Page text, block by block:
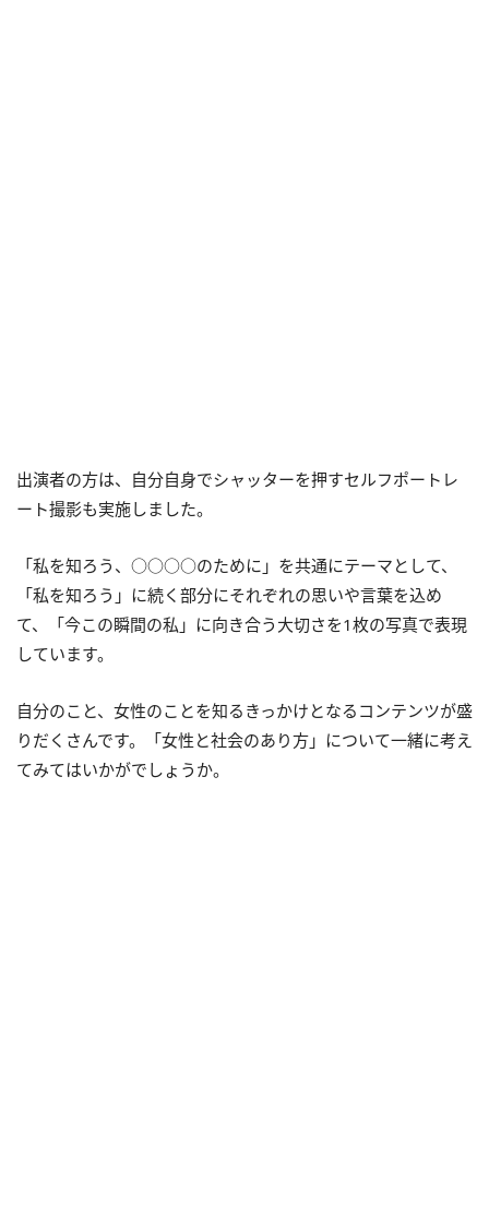
出演者の方は、自分自身でシャッターを押すセルフポートレ
ート撮影も実施しました。
「私を知ろう、○○○○のために」を共通にテーマとして、
「私を知ろう」に続く部分にそれぞれの思いや言葉を込め
て、「今この瞬間の私」に向き合う大切さを1枚の写真で表現
しています。
自分のこと、女性のことを知るきっかけとなるコンテンツが盛
りだくさんです。「女性と社会のあり方」について一緒に考え
てみてはいかがでしょうか。